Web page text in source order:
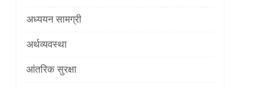
अध्ययन सामग्री
अर्थव्यवस्था
आंतरिक सुरक्षा